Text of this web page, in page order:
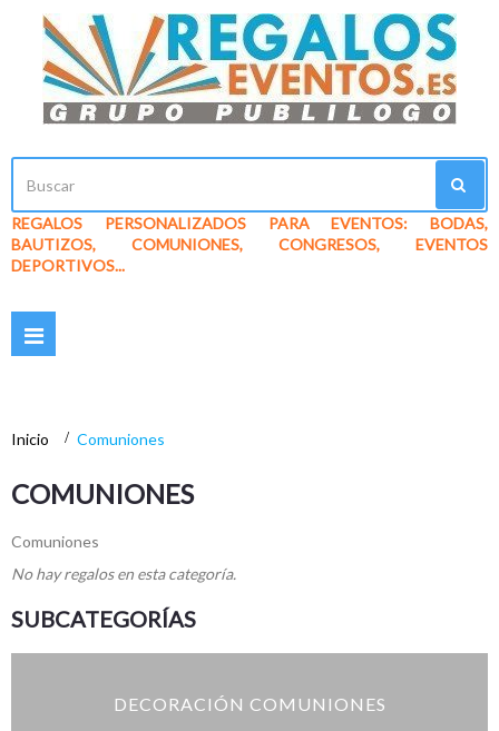
REGALOS PERSONALIZADOS PARA EVENTOS: BODAS,
BAUTIZOS, COMUNIONES, CONGRESOS, EVENTOS
DEPORTIVOS...
Navegación
Toggle
Inicio > Comuniones
COMUNIONES
Comuniones
No hay regalos en esta categoría.
SUBCATEGORÍAS
DECORACIÓN COMUNIONES